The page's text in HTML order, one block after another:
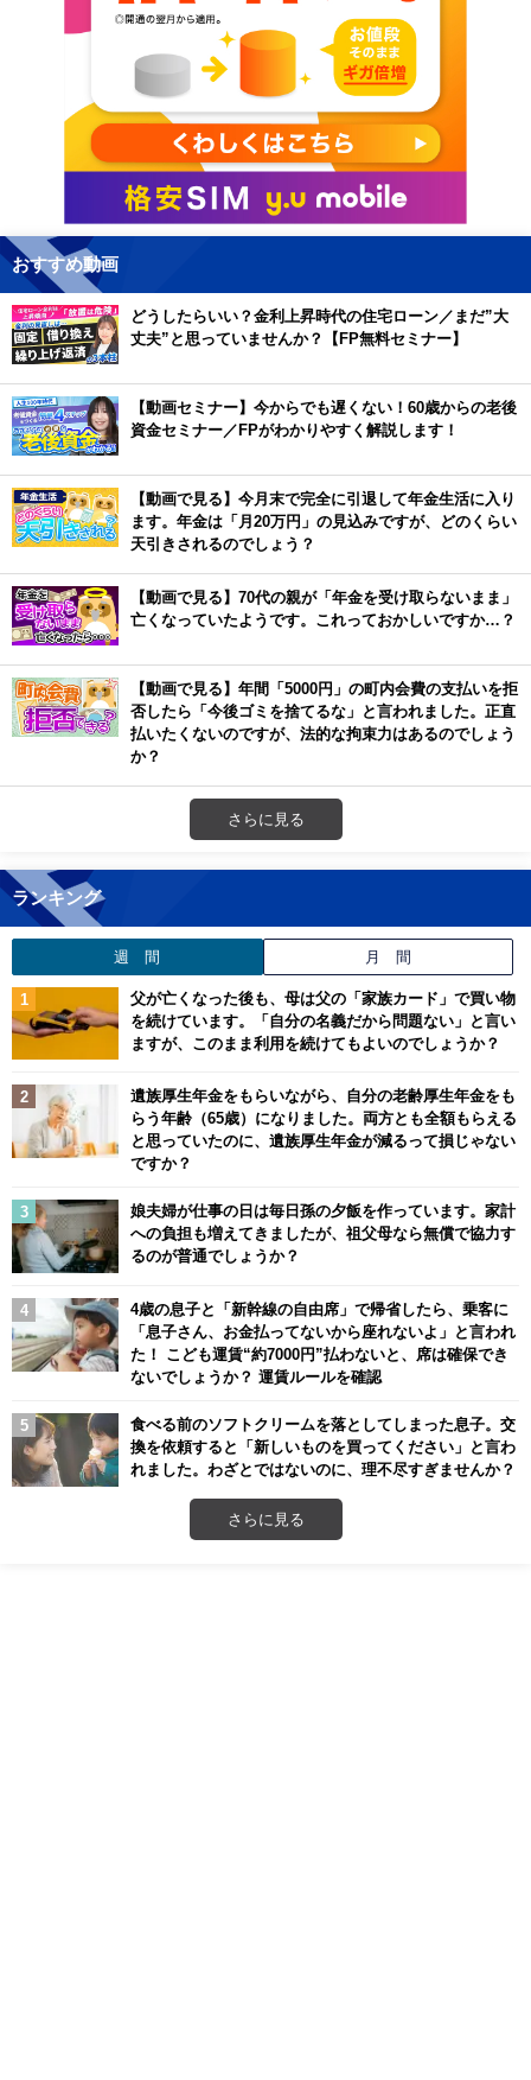
おすすめ動画
どうしたらいい？金利上昇時代の住宅ローン／まだ”大
丈夫”と思っていませんか？【FP無料セミナー】
【動画セミナー】今からでも遅くない！60歳からの老後
資金セミナー／FPがわかりやすく解説します！
【動画で見る】今月末で完全に引退して年金生活に入り
ます。年金は「月20万円」の見込みですが、どのくらい
天引きされるのでしょう？
【動画で見る】70代の親が「年金を受け取らないまま」
亡くなっていたようです。これっておかしいですか…？
【動画で見る】年間「5000円」の町内会費の支払いを拒
否したら「今後ゴミを捨てるな」と言われました。正直
払いたくないのですが、法的な拘束力はあるのでしょう
か？
さらに見る
ランキング
週 間 月 間
父が亡くなった後も、母は父の「家族カード」で買い物
を続けています。「自分の名義だから問題ない」と言い
ますが、このまま利用を続けてもよいのでしょうか？
遺族厚生年金をもらいながら、自分の老齢厚生年金をも
らう年齢（65歳）になりました。両方とも全額もらえる
と思っていたのに、遺族厚生年金が減るって損じゃない
ですか？
娘夫婦が仕事の日は毎日孫の夕飯を作っています。家計
への負担も増えてきましたが、祖父母なら無償で協力す
るのが普通でしょうか？
4歳の息子と「新幹線の自由席」で帰省したら、乗客に
「息子さん、お金払ってないから座れないよ」と言われ
た！ こども運賃“約7000円”払わないと、席は確保でき
ないでしょうか？ 運賃ルールを確認
食べる前のソフトクリームを落としてしまった息子。交
換を依頼すると「新しいものを買ってください」と言わ
れました。わざとではないのに、理不尽すぎませんか？
さらに見る